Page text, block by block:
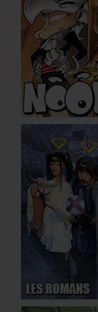
Presse
Objets Publicitaires
Contact
PGM STUFF